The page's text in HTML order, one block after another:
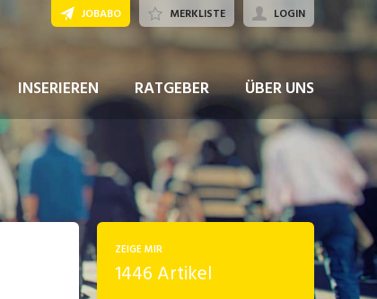
INSERIEREN RATGEBER ÜBER UNS
JOBABO MERKLISTE LOGIN
ZEIGE MIR
1446 Artikel